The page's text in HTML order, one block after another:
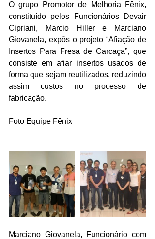
O grupo Promotor de Melhoria Fênix,
constituído pelos Funcionários Devair
Cipriani, Marcio Hiller e Marciano
Giovanela, expôs o projeto “Afiação de
Insertos Para Fresa de Carcaça”, que
consiste em afiar insertos usados de
forma que sejam reutilizados, reduzindo
assim custos no processo de
fabricação.
Foto Equipe Fênix
Marciano Giovanela, Funcionário com